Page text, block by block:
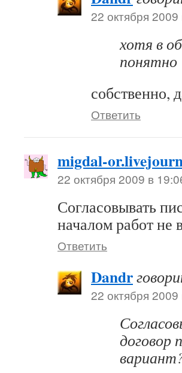
22 октября
хотя в
понятно
собственно,
Ответить
migdal-
22 октября 2009 в
Согласовывать
началом работ не
Ответить
Dandr
22 октября
договор